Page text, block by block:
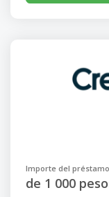
Importe del préstamo
de 1 000